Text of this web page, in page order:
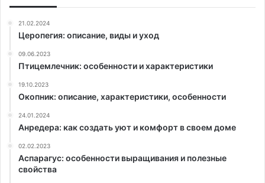
21.02.2024
Церопегия: описание, виды и уход
09.06.2023
Птицемлечник: особенности и характеристики
19.10.2023
Окопник: описание, характеристики, особенности
24.01.2024
Анредера: как создать уют и комфорт в своем доме
02.02.2023
Аспарагус: особенности выращивания и полезные
свойства